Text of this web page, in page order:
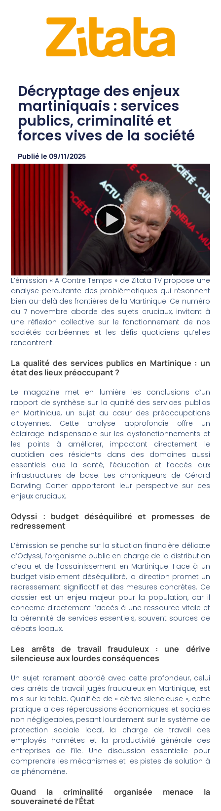
Décryptage des enjeux
martiniquais : services
publics, criminalité et
forces vives de la société
Publié le 09/11/2025
L’émission « A Contre Temps » de Zitata TV propose une
analyse percutante des problématiques qui résonnent
bien au-delà des frontières de la Martinique. Ce numéro
du 7 novembre aborde des sujets cruciaux, invitant à
une réflexion collective sur le fonctionnement de nos
sociétés caribéennes et les défis quotidiens qu’elles
rencontrent.
La qualité des services publics en Martinique : un
état des lieux préoccupant ?
Le magazine met en lumière les conclusions d’un
rapport de synthèse sur la qualité des services publics
en Martinique, un sujet au cœur des préoccupations
citoyennes. Cette analyse approfondie offre un
éclairage indispensable sur les dysfonctionnements et
les points à améliorer, impactant directement le
quotidien des résidents dans des domaines aussi
essentiels que la santé, l’éducation et l’accès aux
infrastructures de base. Les chroniqueurs de Gérard
Dorwling Carter apporteront leur perspective sur ces
enjeux cruciaux.
Odyssi : budget déséquilibré et promesses de
redressement
L’émission se penche sur la situation financière délicate
d’Odyssi, l’organisme public en charge de la distribution
d’eau et de l’assainissement en Martinique. Face à un
budget visiblement déséquilibré, la direction promet un
redressement significatif et des mesures concrètes. Ce
dossier est un enjeu majeur pour la population, car il
concerne directement l’accès à une ressource vitale et
la pérennité de services essentiels, souvent sources de
débats locaux.
Les arrêts de travail frauduleux : une dérive
silencieuse aux lourdes conséquences
Un sujet rarement abordé avec cette profondeur, celui
des arrêts de travail jugés frauduleux en Martinique, est
mis sur la table. Qualifiée de « dérive silencieuse », cette
pratique a des répercussions économiques et sociales
non négligeables, pesant lourdement sur le système de
protection sociale local, la charge de travail des
employés honnêtes et la productivité générale des
entreprises de l’île. Une discussion essentielle pour
comprendre les mécanismes et les pistes de solution à
ce phénomène.
Quand la criminalité organisée menace la
souveraineté de l’État